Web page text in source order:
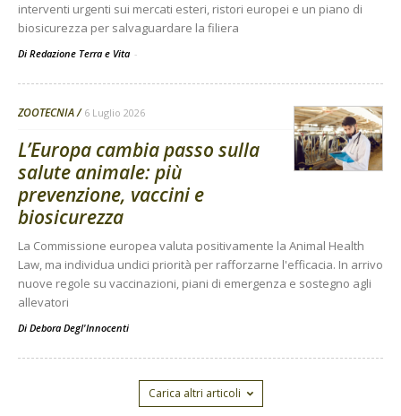
interventi urgenti sui mercati esteri, ristori europei e un piano di
biosicurezza per salvaguardare la filiera
Di Redazione Terra e Vita -
ZOOTECNIA 6 Luglio 2026
L’Europa cambia passo sulla
salute animale: più
prevenzione, vaccini e
biosicurezza
La Commissione europea valuta positivamente la Animal Health
Law, ma individua undici priorità per rafforzarne l'efficacia. In arrivo
nuove regole su vaccinazioni, piani di emergenza e sostegno agli
allevatori
Di Debora Degl'Innocenti
Carica altri articoli